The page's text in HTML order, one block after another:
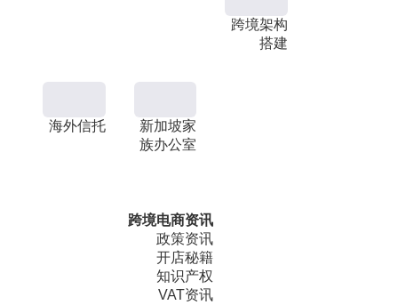
跨境架构
搭建
海外信托
新加坡家
族办公室
跨境电商资讯
政策资讯
开店秘籍
知识产权
VAT资讯